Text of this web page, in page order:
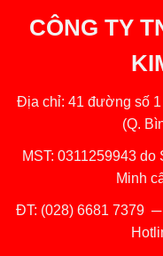
CÔNG TY
Địa chỉ: 41 đường số 1
(Q.
MST: 0311259943
Minh
ĐT: (028) 6681 7379 ─